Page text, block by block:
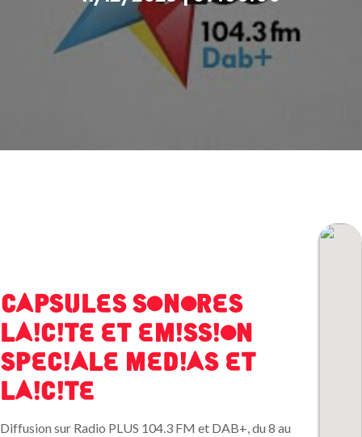
CAPSULES SONORES
LAICITE ET EMISSION
SPECIALE MEDIAS ET
LAICITE
Diffusion sur Radio PLUS 104.3 FM et DAB+, du 8 au